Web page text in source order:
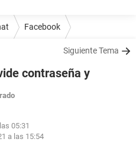
Facebook
Siguiente Tema
contraseña y
05:31
a las 15:54